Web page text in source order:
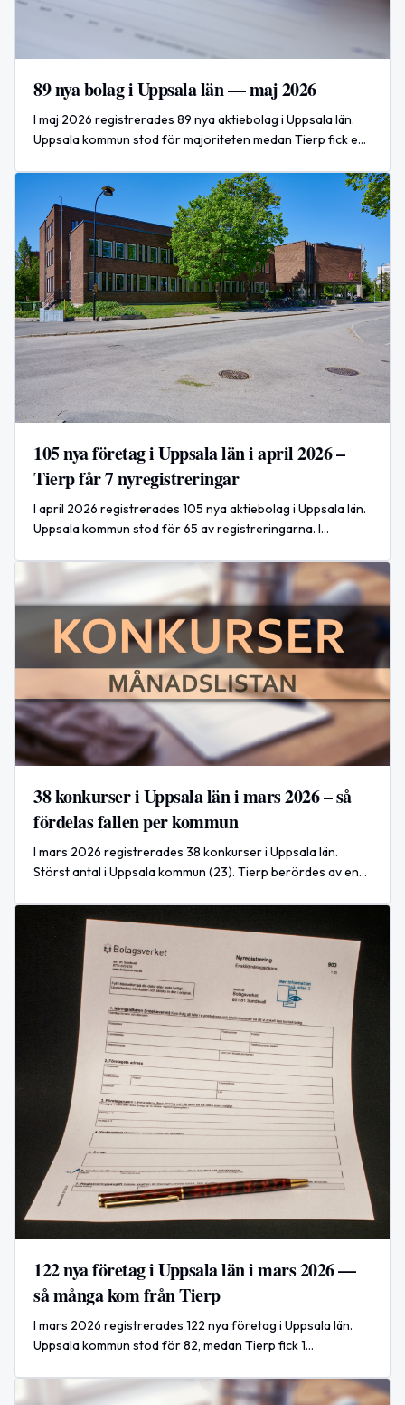
89 nya bolag i Uppsala län — maj 2026
I maj 2026 registrerades 89 nya aktiebolag i Uppsala län.
Uppsala kommun stod för majoriteten medan Tierp fick en
105 nya företag i Uppsala län i april 2026 –
Tierp får 7 nyregistreringar
I april 2026 registrerades 105 nya aktiebolag i Uppsala län.
Uppsala kommun stod för 65 av registreringarna. I
annat inom bygg, handel och bilservice.
38 konkurser i Uppsala län i mars 2026 – så
fördelas fallen per kommun
I mars 2026 registrerades 38 konkurser i Uppsala län.
Störst antal i Uppsala kommun (23). Tierp berördes av en
122 nya företag i Uppsala län i mars 2026 —
så många kom från Tierp
I mars 2026 registrerades 122 nya företag i Uppsala län.
Uppsala kommun stod för 82, medan Tierp fick 1